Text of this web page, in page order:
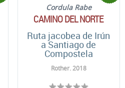
Cordula Rabe
CAMINO DEL NORTE
Ruta jacobea de Irún
a Santiago de
Compostela
Rother. 2018